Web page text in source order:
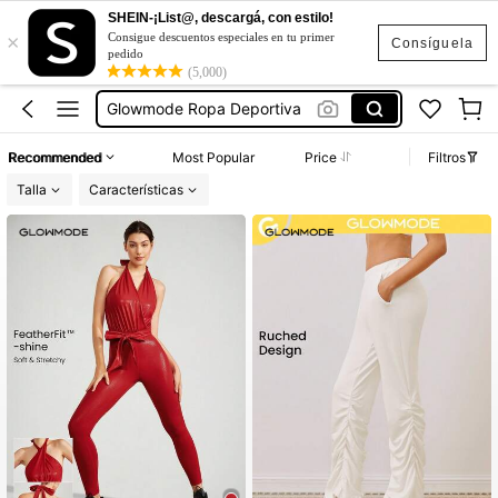
Consíguela
×
SHEIN-¡List@, descargá, con estilo!
Consigue descuentos especiales en tu primer
pedido
(5,000)
Conjunto Deportivo Dama
Ropa Deportiva De Mujer
Glowmode Ropa Deportiva
Musera Sport
Ropa Deportiva De Mujer
Recommended Most Popular Price
Filtros
Talla
Características